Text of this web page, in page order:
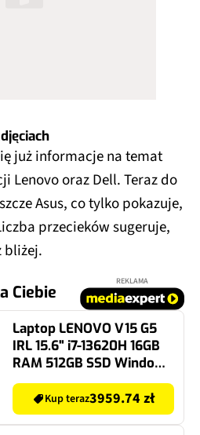
już informacje na temat
Lenovo oraz Dell. Teraz do
Asus, co tylko pokazuje,
przecieków sugeruje,
bliżej.
Ciebie
REKLAMA
Laptop LENOVO V15 G5
IRL 15.6" i7-13620H 16GB
RAM 512GB SSD Windows
11 Professional
Kup teraz3959.74 zł